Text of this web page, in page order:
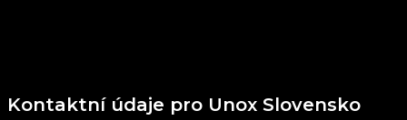
Kontaktní údaje pro Unox Slovensko